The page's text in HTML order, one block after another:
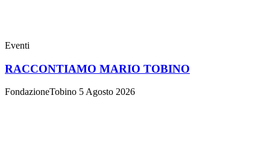
Eventi
RACCONTIAMO MARIO TOBINO
FondazioneTobino 5 Agosto 2026